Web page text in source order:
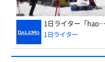
1日ライター「happyturn」さんよりレポートをいただきました
1日ライター